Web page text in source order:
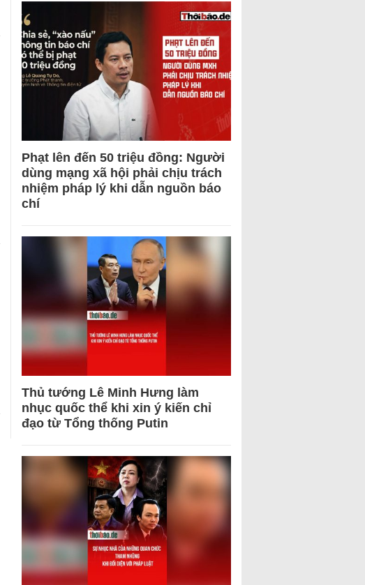
Phạt lên đến 50 triệu đồng: Người
dùng mạng xã hội phải chịu trách
nhiệm pháp lý khi dẫn nguồn báo
chí
Thủ tướng Lê Minh Hưng làm
nhục quốc thể khi xin ý kiến chỉ
đạo từ Tổng thống Putin